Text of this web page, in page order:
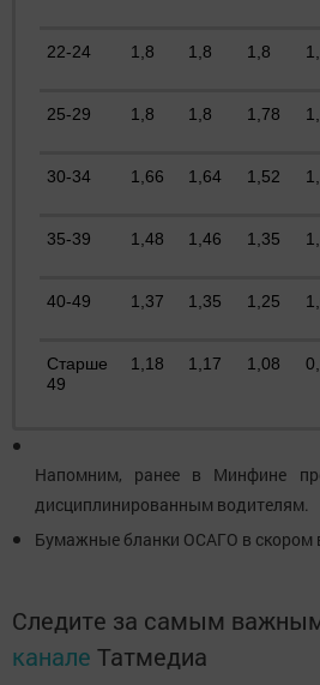
22-24 1,8 1,8 1,8
25-29 1,8 1,8 1,78
30-34 1,66 1,64 1,52
35-39 1,48 1,46 1,35
40-49 1,37 1,35 1,25
Старше
49
1,18 1,17 1,08
Напомним, ранее в Минфине
дисциплинированным водителям.
Бумажные бланки ОСАГО в скором
Следите за самым
канале Татмедиа